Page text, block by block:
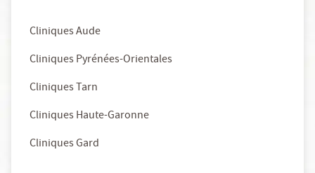
Cliniques Aude
Cliniques Pyrénées-Orientales
Cliniques Tarn
Cliniques Haute-Garonne
Cliniques Gard